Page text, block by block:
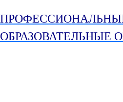
ПРОФЕССИ
ОБРАЗОВАТЕЛЬНЫЕ